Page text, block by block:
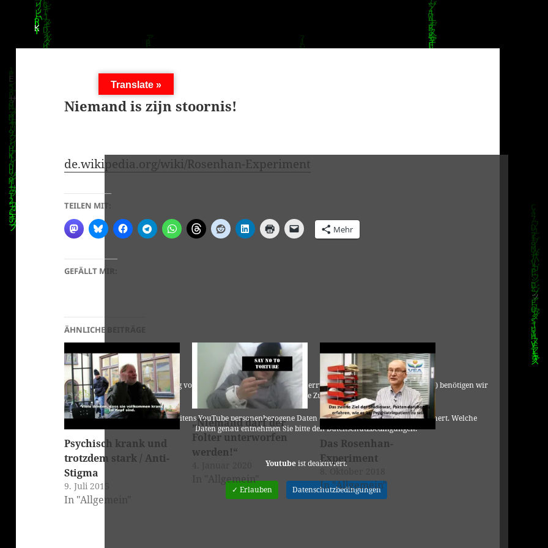
Niemand is zijn stoornis!
Für die Nutzung von YouTube (YouTube, LLC, 901 Cherry Ave., San Bruno, CA 94066, USA) benötigen wir
laut DSGVO Ihre Zustimmung.
Es werden seitens YouTube personenbezogene Daten erhoben, verarbeitet und gespeichert. Welche
Daten genau entnehmen Sie bitte den Datenschutzbedingungen.
Youtubeist deaktiviert.
✓ Erlauben Datenschutzbedingungen
de.wikipedia.org/wiki/Rosenhan-Experiment
TEILEN MIT:
Mehr
GEFÄLLT MIR:
ÄHNLICHE BEITRÄGE
Psychisch krank und
trotzdem stark / Anti-
Stigma
9. Juli 2015
In "Allgemein"
„Niemand darf der
Folter unterworfen
werden!“
In "Allgemein"
Das Rosenhan-
Experiment
In "Allgemein"
Translate »